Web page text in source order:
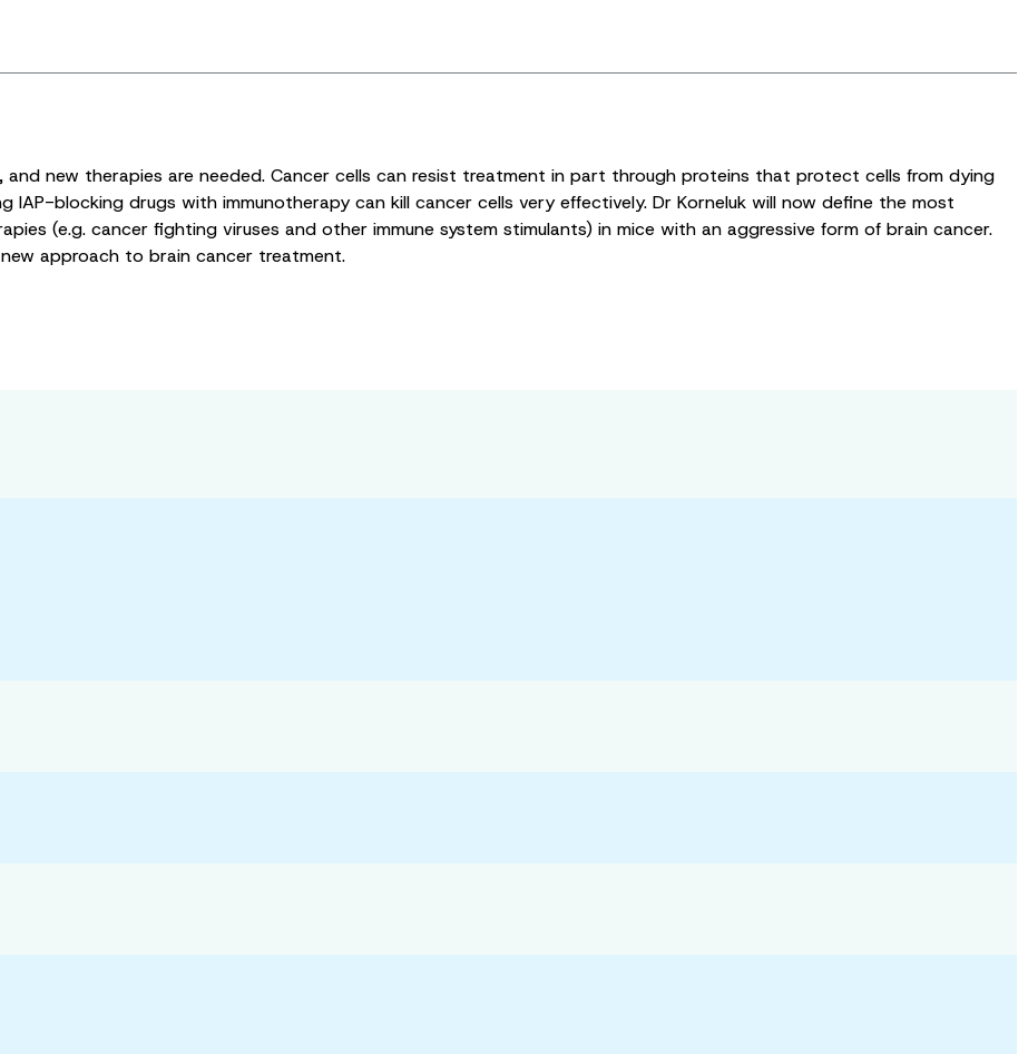
new therapies are needed. Cancer cells can resist treatment in part through proteins that protect cells from dying
IAP-blocking drugs with immunotherapy can kill cancer cells very effectively. Dr Korneluk will now define the most
(e.g. cancer fighting viruses and other immune system stimulants) in mice with an aggressive form of brain cancer.
approach to brain cancer treatment.